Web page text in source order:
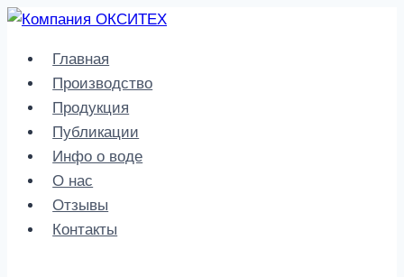
Главная
Производство
Продукция
Публикации
Инфо о воде
О нас
Отзывы
Контакты